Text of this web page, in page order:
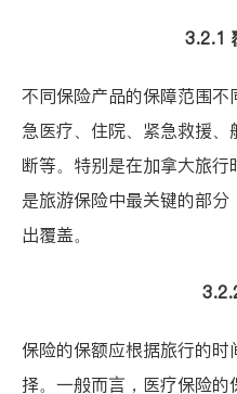
3.2.1
不同保险产品的保障范围
急医疗、住院、紧急救援
断等。特别是在加拿大旅
是旅游保险中最关键的部
出覆盖。
保险的保额应根据旅行的
择。一般而言，医疗保险